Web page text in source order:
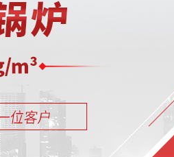
企业文化
组织架构
服务支持
行业新闻
供热行业
建材行业